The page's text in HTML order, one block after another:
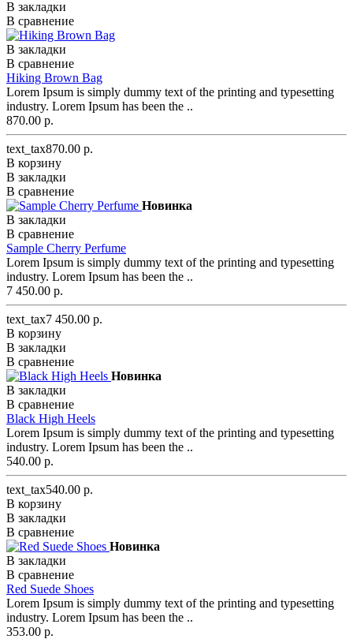
В закладки
В сравнение
В закладки
В сравнение
Hiking Brown Bag
Lorem Ipsum is simply dummy text of the printing and typesetting
industry. Lorem Ipsum has been the ..
870.00 р.
text_tax870.00 р.
В корзину
В закладки
В сравнение
Новинка
В закладки
В сравнение
Sample Cherry Perfume
Lorem Ipsum is simply dummy text of the printing and typesetting
industry. Lorem Ipsum has been the ..
7 450.00 р.
text_tax7 450.00 р.
В корзину
В закладки
В сравнение
Новинка
В закладки
В сравнение
Black High Heels
Lorem Ipsum is simply dummy text of the printing and typesetting
industry. Lorem Ipsum has been the ..
540.00 р.
text_tax540.00 р.
В корзину
В закладки
В сравнение
Новинка
В закладки
В сравнение
Red Suede Shoes
Lorem Ipsum is simply dummy text of the printing and typesetting
industry. Lorem Ipsum has been the ..
353.00 р.